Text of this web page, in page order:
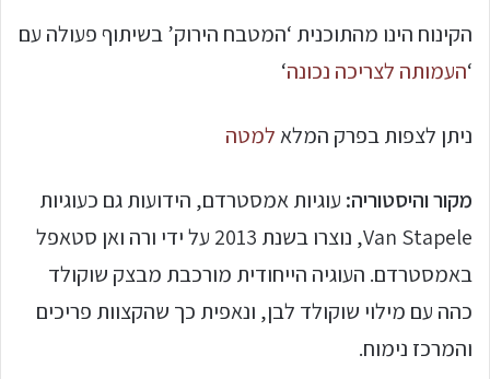
הקינוח הינו מהתוכנית ‘המטבח הירוק’ בשיתוף פעולה עם
‘העמותה לצריכה נכונה‘
ניתן לצפות בפרק המלאלמטה
מקור והיסטוריה: עוגיות אמסטרדם, הידועות גם כעוגיות
Van Stapele, נוצרו בשנת 2013 על ידי ורה ואן סטאפל
באמסטרדם. העוגיה הייחודית מורכבת מבצק שוקולד
כהה עם מילוי שוקולד לבן, ונאפית כך שהקצוות פריכים
והמרכז נימוח. ​